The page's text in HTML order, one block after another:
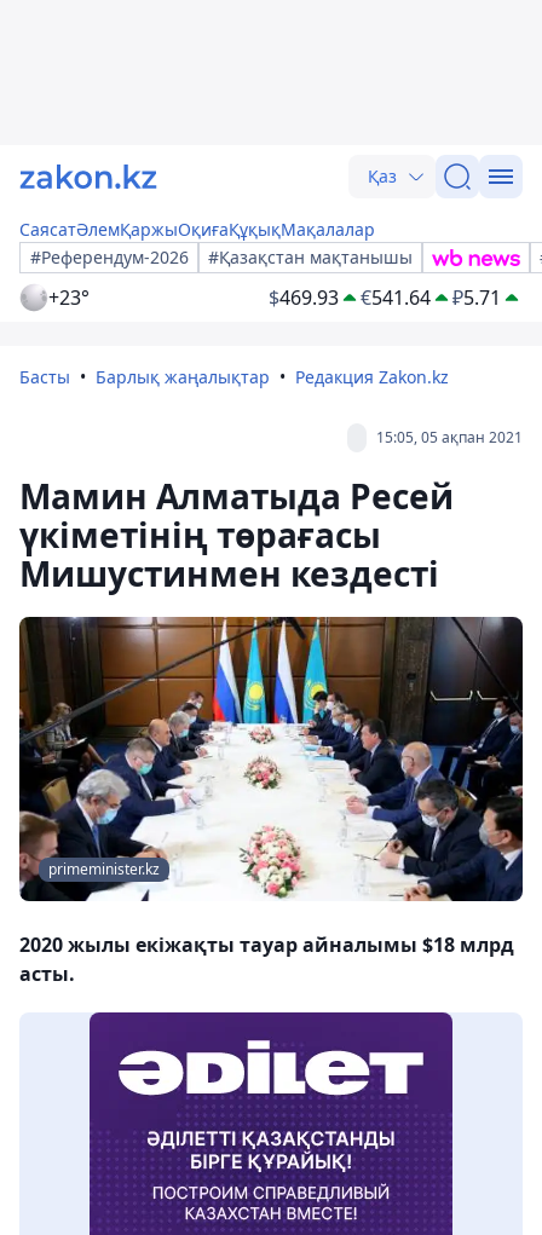
Қаз
СаясатӘлемҚаржыОқиғаҚұқықМақалалар
#Референдум-2026
#Қазақстан мақтанышы
+23° $469.93 €541.64 ₽5.71
Басты Барлық жаңалықтар Редакция Zakon.kz
15:05, 05 ақпан 2021
Мамин Алматыда Ресей
үкіметінің төрағасы
Мишустинмен кездесті
primeminister.kz
2020 жылы екіжақты тауар айналымы $18 млрд
асты.